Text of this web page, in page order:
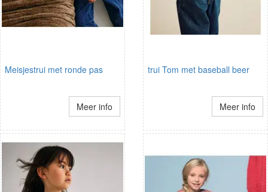
Meisjestrui met ronde pas
Meer info
trui Tom met baseball beer
Meer info